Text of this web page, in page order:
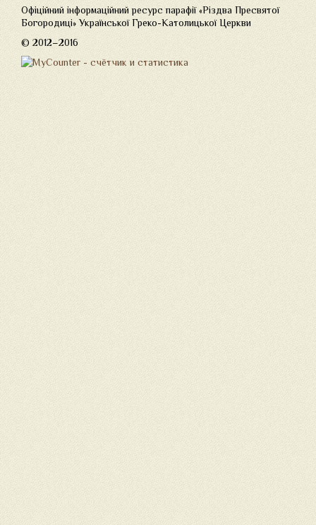
Офіційний інформаційний ресурс парафії «Різдва Пресвятої
Богородиці» Української Греко-Католицької Церкви
© 2012–2016